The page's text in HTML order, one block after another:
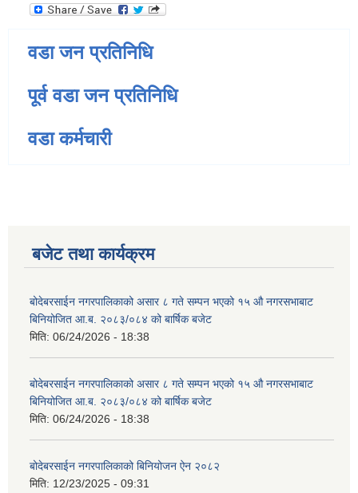
वडा जन प्रतिनिधि
पूर्व वडा जन प्रतिनिधि
वडा कर्मचारी
बजेट तथा कार्यक्रम
बोदेबरसाईन नगरपालिकाको असार ८ गते सम्पन भएको १५ ‍‍‍औ नगरसभाबाट
बिनियोजित आ.ब. २०८३/०८४ को बार्षिक बजेट
मिति: 06/24/2026 - 18:38
बोदेबरसाईन नगरपालिकाको असार ८ गते सम्पन भएको १५ ‍‍‍औ नगरसभाबाट
बिनियोजित आ.ब. २०८३/०८४ को बार्षिक बजेट
मिति: 06/24/2026 - 18:38
बोदेबरसाईन नगरपालिकाको बिनियोजन ऐन २०८२
मिति: 12/23/2025 - 09:31